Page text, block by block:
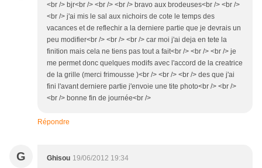
<br /> bjr<br /> <br /> <br /> bravo aux brodeuses<br /> <br />
<br /> j'ai mis le sal aux nichoirs de cote le temps des
vacances et de reflechir a la derniere partie que je devrais un
peu modifier<br /> <br /> <br /> car moi j'ai deja en tete la
finition mais cela ne tiens pas tout a fait<br /> <br /> <br /> je
me permet donc quelques modifs avec l'accord de la creatrice
de la grille (merci frimousse )<br /> <br /> <br /> des que j'ai
fini l'avant derniere partie j'envoie une tite photo<br /> <br />
<br /> bonne fin de journée<br />
Répondre
G Ghisou 19/06/2012 19:34